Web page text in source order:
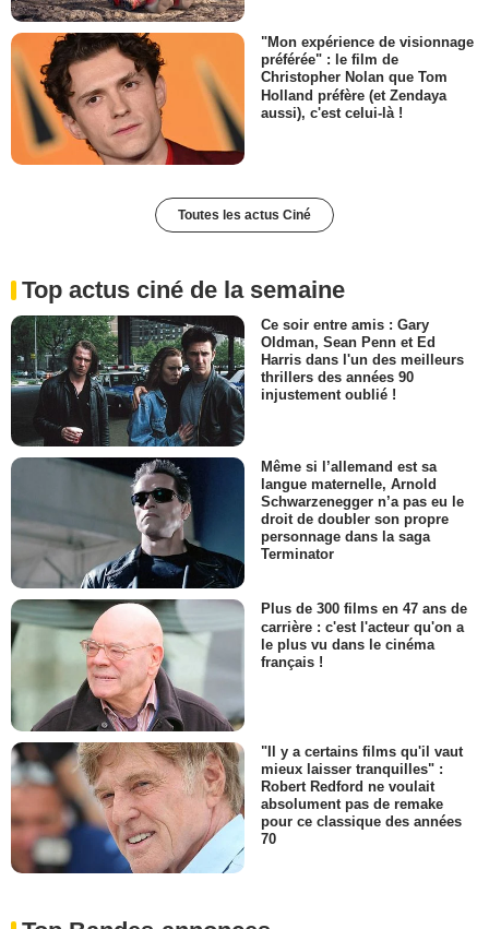
"Mon expérience de visionnage
préférée" : le film de
Christopher Nolan que Tom
Holland préfère (et Zendaya
aussi), c'est celui-là !
Toutes les actus Ciné
Top actus ciné de la semaine
Ce soir entre amis : Gary
Oldman, Sean Penn et Ed
Harris dans l'un des meilleurs
thrillers des années 90
injustement oublié !
Même si l’allemand est sa
langue maternelle, Arnold
Schwarzenegger n’a pas eu le
droit de doubler son propre
personnage dans la saga
Terminator
Plus de 300 films en 47 ans de
carrière : c'est l'acteur qu'on a
le plus vu dans le cinéma
français !
"Il y a certains films qu'il vaut
mieux laisser tranquilles" :
Robert Redford ne voulait
absolument pas de remake
pour ce classique des années
70